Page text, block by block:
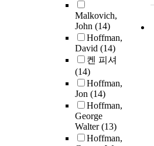
Malkovich,
John (14)
Hoffman,
David (14)
켄 피셔
(14)
Hoffman,
Jon (14)
Hoffman,
George
Walter(13)
Hoffman,